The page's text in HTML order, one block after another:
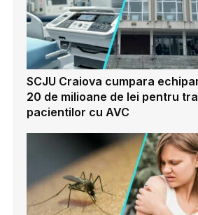
SCJU Craiova cumpara
20 de milioane de lei pentru
pacientilor cu AVC